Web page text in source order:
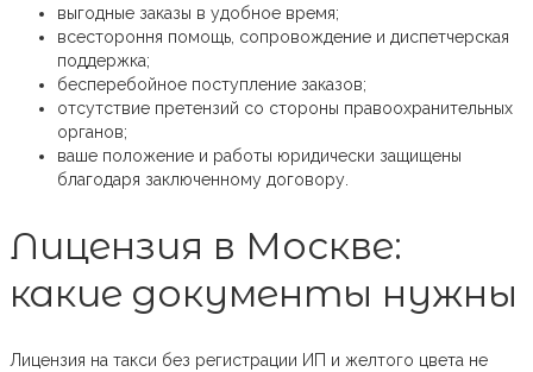
выгодные заказы в удобное время;
всестороння помощь, сопровождение и диспетчерская
поддержка;
бесперебойное поступление заказов;
отсутствие претензий со стороны правоохранительных
органов;
ваше положение и работы юридически защищены
благодаря заключенному договору.
Лицензия в Москве:
какие документы нужны
Лицензия на такси без регистрации ИП и желтого цвета не